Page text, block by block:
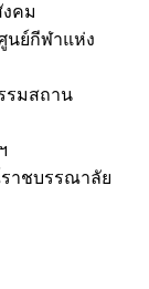
คม
นย์กีฬาแห่ง
รมสถาน
าชบรรณาลัย